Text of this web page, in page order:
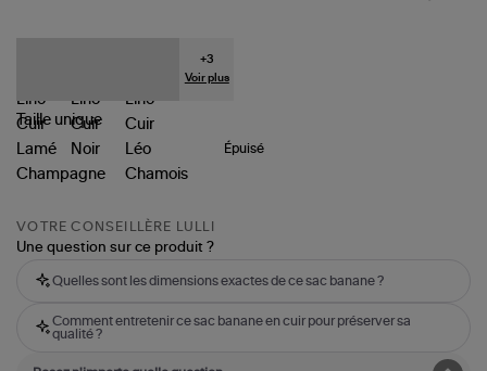
+3
Voir plus
Taille unique
Épuisé
VOTRE CONSEILLÈRE LULLI
Une question sur ce produit ?
Quelles sont les dimensions exactes de ce sac banane ?
Comment entretenir ce sac banane en cuir pour préserver sa
qualité ?